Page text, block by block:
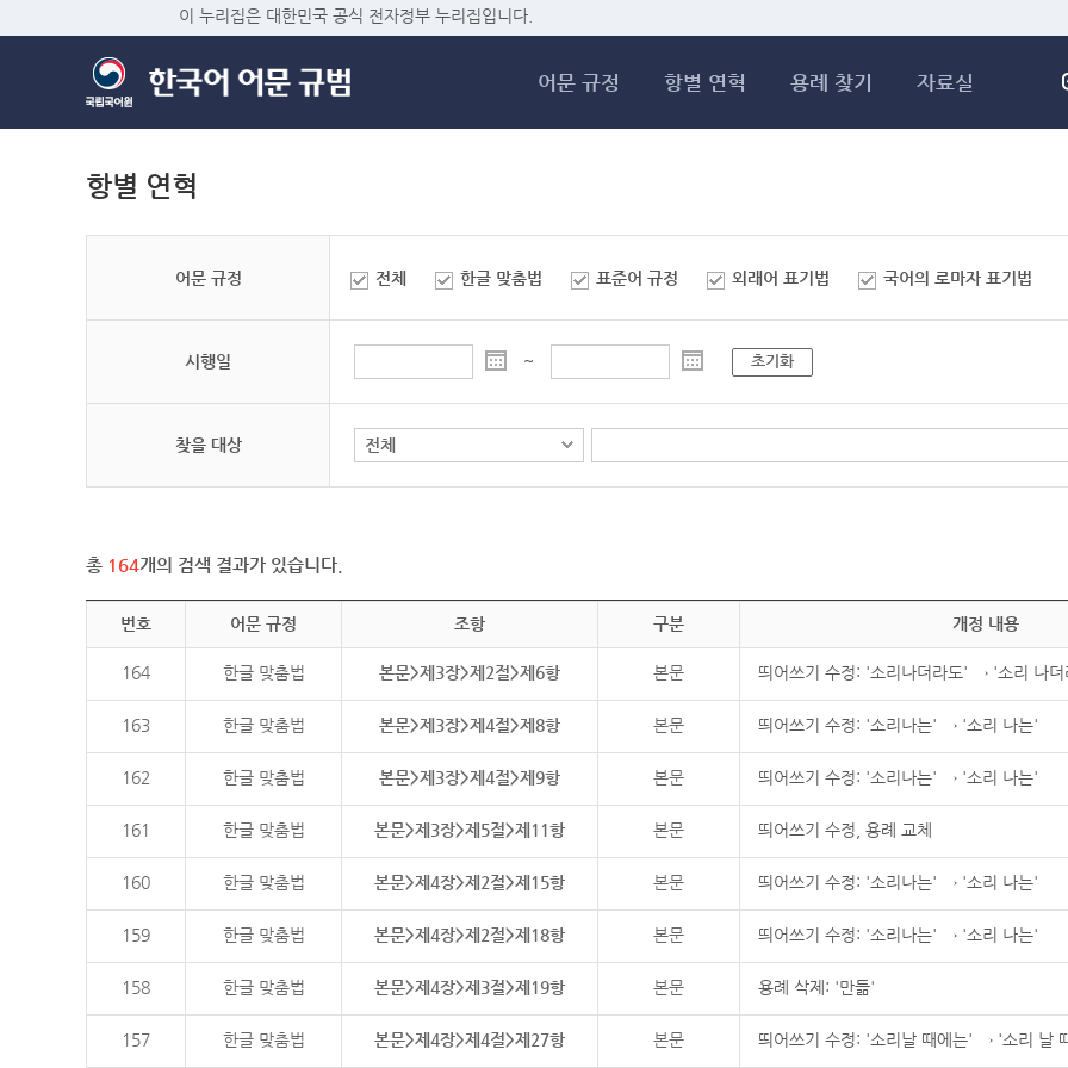
이 누리집은 대한민국 공식 전자정부 누리집입니다.
어문 규정 항별 연혁 용례 찾기 자료실
항별 연혁
어문 규정 전체 한글 맞춤법 표준어 규정 외래어 표기법 국어의 로마자 표기법
시행일 ~ 초기화
찾을 대상
총 164개의 검색 결과가 있습니다.
번호 어문 규정 조항 구분 개정 내용
164 한글 맞춤법 본문>제3장>제2절>제6항 본문 띄어쓰기 수정: '소리나더라도' → '소리 나더
163 한글 맞춤법 본문>제3장>제4절>제8항 본문 띄어쓰기 수정: '소리나는' → '소리 나는'
162 한글 맞춤법 본문>제3장>제4절>제9항 본문 띄어쓰기 수정: '소리나는' → '소리 나는'
161 한글 맞춤법 본문>제3장>제5절>제11항 본문 띄어쓰기 수정, 용례 교체
160 한글 맞춤법 본문>제4장>제2절>제15항 본문 띄어쓰기 수정: '소리나는' → '소리 나는'
159 한글 맞춤법 본문>제4장>제2절>제18항 본문 띄어쓰기 수정: '소리나는' → '소리 나는'
158 한글 맞춤법 본문>제4장>제3절>제19항 본문 용례 삭제: '만듦'
157 한글 맞춤법 본문>제4장>제4절>제27항 본문 띄어쓰기 수정: '소리날 때에는' → '소리 날